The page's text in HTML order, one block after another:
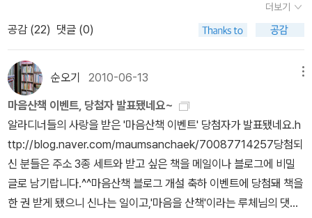
으로 읽는 법을 배웠다. 절대적으로 질문에 집중하라는 것. 훌륭한 질
문에 바보 같은 대답은 나올 수 있지만 바보 같은 질문에 훌륭한 대답
은 나올 수 없다. 그러므로 질문을 읽은 뒤 그게 형편없거나 당신의 흥
미를 끌지 못한다면 그 답변 전체를 건너 뛰어도 무방하다.유명한 예
술가가 되면 모두 이런 곤혹을 치러야 한다. 수 없이 되풀이 되는 똑같
은 질문들. 새 영화를 찍기에도 바빴을 이 사교성 없는 남자가 행한 그
끔찍한 앵무새 연기에, 슬픔과 연민을 담아, 진지한 경의를 표한다.
에도 이 책의 어느 한 부분 때문에 지난 며칠을 바쁘게 보냈다. 다음은
톰 웨이츠의 노래라고 한다. 모두들 동시에 말을 하지누구에게는 힘
든 시절이누군가에게 달콤한 시절이라고거리에 피가 뿌려지는 때에
도 누군가는 돈을 벌고 있겠지모두들 동시에 말을 하지. 톰 웨이츠는
또 누군가. 출생 1949년 12월 7일, 미국데뷔 1973년 1집 앨범 <C
olsing Time>수상 2011년 로큰롤 명예의 전당 2001년 ASA
P 팝 뮤직상 공로상 (출처: 네이버) 유튜브에서 그의 노래를 들어봤
다. 독특했다. 만취한 사람의 절규같기도 한 걸죽하고도 깊은 목소리
의 흐느낌. 궁금해서 책을 찾아보니 다행히(?) 얇은 책이 한 권 있었
다. 이 작은 책의 내용은 목차에 잘 나타나 있으니, -뮤지션
들의 뮤지션-톰 웨이츠, 출생과 오해-비트 세대가 남긴 선물-별들의
더보기
공감 (22) 댓글 (0)
순오기 2010-06-13
마음산책 이벤트, 당첨자 발표됐네요~
알라디너들의 사랑을 받은 '마음산책 이벤트' 당첨자가 발표됐네요.h
ttp://blog.naver.com/maumsanchaek/70087714257당첨되
신 분들은 주소 3종 세트와 받고 싶은 책을 메일이나 블로그에 비밀
글로 남기랍니다.^^마음산책 블로그 개설 축하 이벤트에 당첨돼 책을
한 권 받게 됐으니 신나는 일이고,'마음을 산책'이라는 루체님의 댓글